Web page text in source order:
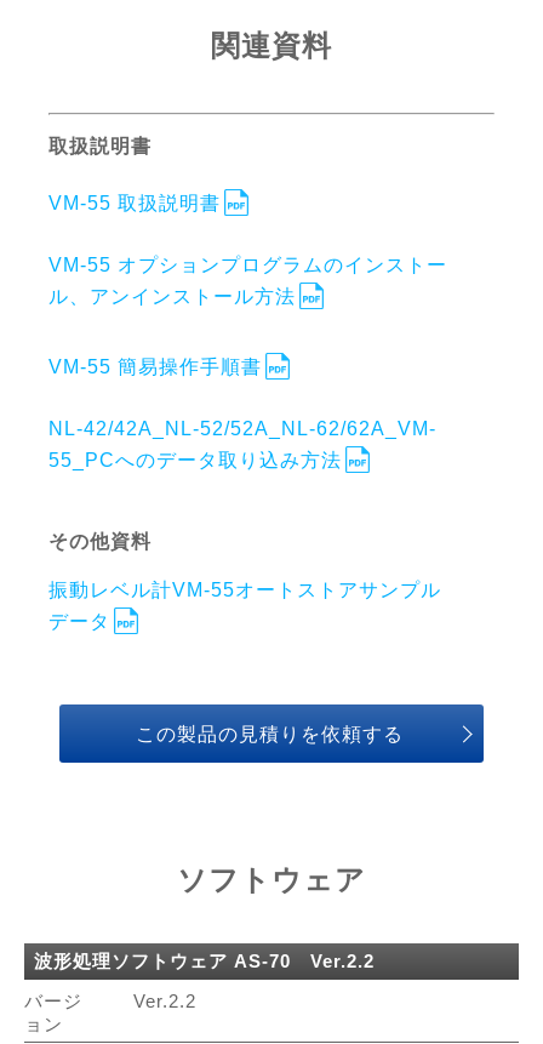
関連資料
取扱説明書
VM-55 取扱説明書
VM-55 オプションプログラムのインストー
ル、アンインストール方法
VM-55 簡易操作手順書
NL-42/42A_NL-52/52A_NL-62/62A_VM-
55_PCへのデータ取り込み方法
その他資料
振動レベル計VM-55オートストアサンプル
データ
この製品の見積りを依頼する
ソフトウェア
波形処理ソフトウェア AS-70 Ver.2.2
Ver.2.2